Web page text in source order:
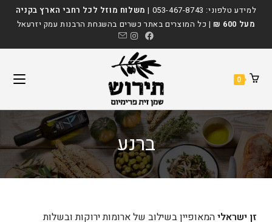
לתוכןלמידע טלפוני: 053-467-8743
| משלוח מוזל לכל רחבי הארץ בקניה
מעל 600 ₪
| כל המוצרים באתר כשרים בהשגחת הרבנות עמק יזרעאל
0
ברנע
זן ישראליהמאופיין בשילוב של ארומות ירוקות ובשלות